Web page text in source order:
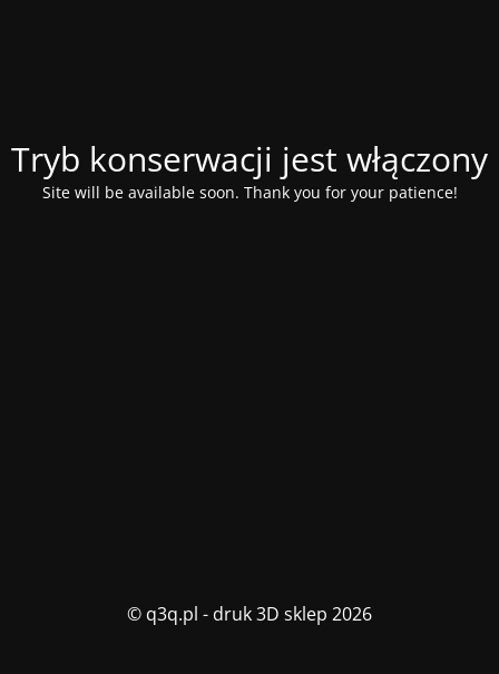
Tryb konserwacji jest włączony
Site will be available soon. Thank you for your patience!
© q3q.pl - druk 3D sklep 2026